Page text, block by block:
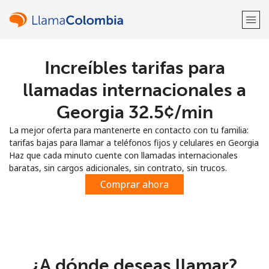
¡Bienvenido!
Regístrate con
Increíbles tarifas para
llamadas internacionales a
Georgia ⁦32.5¢⁩/min
La mejor oferta para mantenerte en contacto con tu familia:
tarifas bajas para llamar a teléfonos fijos y celulares en Georgia
Haz que cada minuto cuente con llamadas internacionales
baratas, sin cargos adicionales, sin contrato, sin trucos.
Comprar ahora